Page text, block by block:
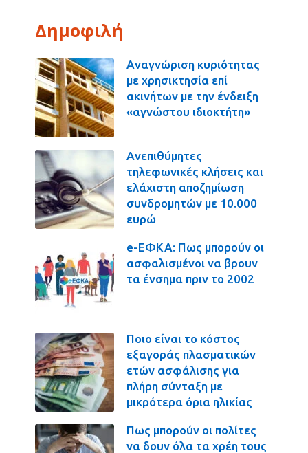
Δημοφιλή
Αναγνώριση κυριότητας
με χρησικτησία επί
ακινήτων με την ένδειξη
«αγνώστου ιδιοκτήτη»
Ανεπιθύμητες
τηλεφωνικές κλήσεις και
ελάχιστη αποζημίωση
συνδρομητών με 10.000
ευρώ
e-ΕΦΚΑ: Πως μπορούν οι
ασφαλισμένοι να βρουν
τα ένσημα πριν το 2002
Ποιο είναι το κόστος
εξαγοράς πλασματικών
ετών ασφάλισης για
πλήρη σύνταξη με
μικρότερα όρια ηλικίας
Πως μπορούν οι πολίτες
να δουν όλα τα χρέη τους